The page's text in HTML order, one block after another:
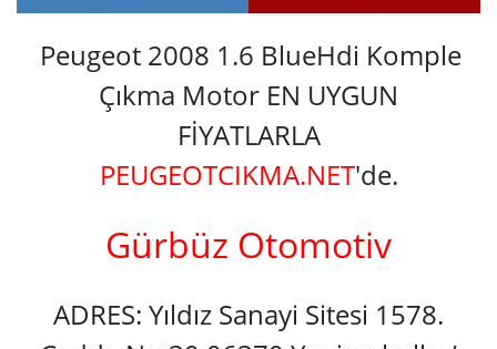
Peugeot 2008 1.6 BlueHdi Komple
Çıkma Motor EN UYGUN
FİYATLARLA
PEUGEOTCIKMA.NET'de.
Gürbüz Otomotiv
ADRES: Yıldız Sanayi Sitesi 1578.